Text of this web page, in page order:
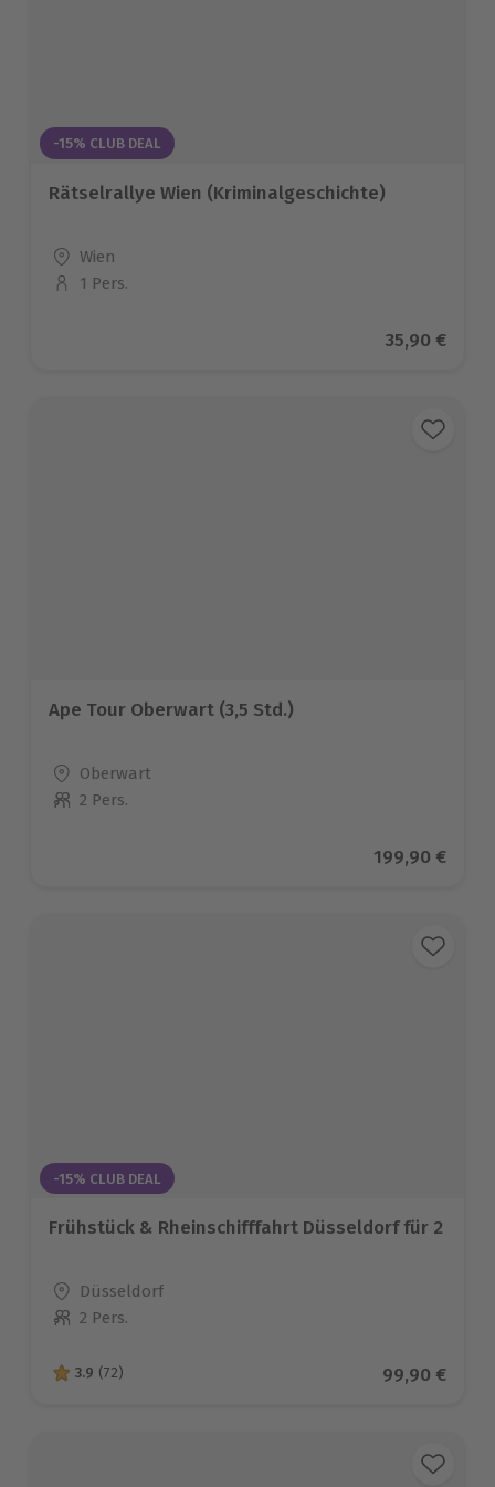
-15% CLUB DEAL
Rätselrallye Wien (Kriminalgeschichte)
Standort
Wien
Anzahl der Teilnehmer
1 Pers.
Aktueller
35,90 €
Ape Tour Oberwart (3,5 Std.)
Standort
Oberwart
Anzahl der Teilnehmer
2 Pers.
Aktueller
199,90 €
-15% CLUB DEAL
Frühstück & Rheinschifffahrt Düsseldorf für 2
Standort
Düsseldorf
Anzahl der Teilnehmer
2 Pers.
3.9 von 5 Sternen basierend auf 72 Bewertungen
3.9 (72) Aktueller
99,90 €